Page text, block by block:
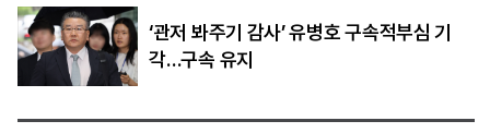
‘관저 봐주기 감사’ 유병호 구속적부심 기
각…구속 유지